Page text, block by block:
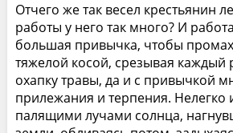
Отчего же так весел крестьянин
работы у него так много? И
большая привычка, чтобы
тяжелой косой, срезывая каждый
охапку травы, да и с привычкой
прилежания и терпения. Нелегко
палящими лучами солнца,